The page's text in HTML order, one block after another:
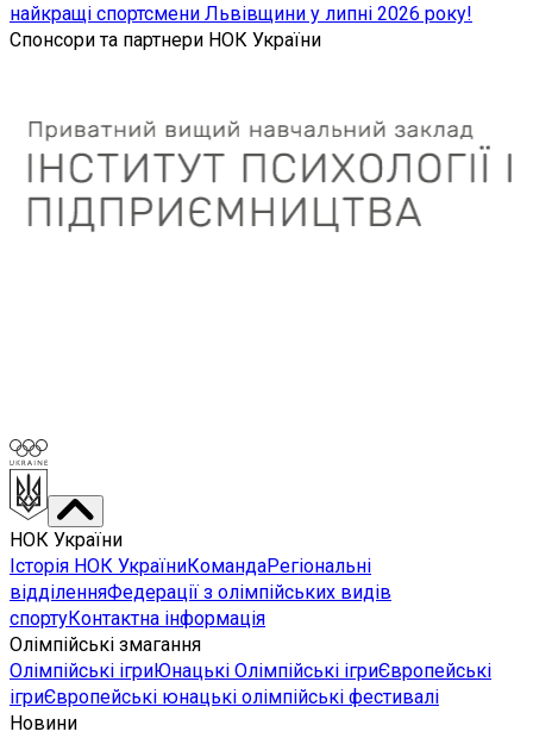
найкращі спортсмени Львівщини у липні 2026 року!
Спонсори та партнери НОК України
НОК України
Історія НОК УкраїниКомандаРегіональні
відділенняФедерації з олімпійських видів
спортуКонтактна інформація
Олімпійські змагання
Олімпійські ігриЮнацькі Олімпійські ігриЄвропейські
ігриЄвропейські юнацькі олімпійські фестивалі
Новини